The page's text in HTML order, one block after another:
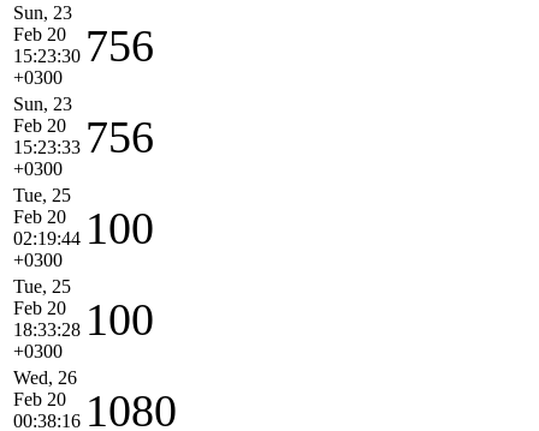
Sun, 23
Feb 20
15:23:30
+0300
756
Sun, 23
Feb 20
15:23:33
+0300
756
Tue, 25
Feb 20
02:19:44
+0300
100
Tue, 25
Feb 20
18:33:28
+0300
100
Wed, 26
Feb 20
00:38:16 1080